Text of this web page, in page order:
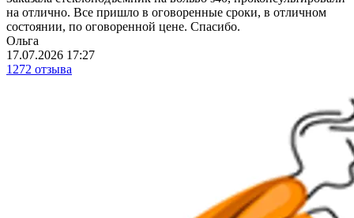
на отлично. Все пришло в оговоренные сроки, в отличном
состоянии, по оговоренной цене. Спасибо.
Ольга
17.07.2026 17:27
1272 отзыва